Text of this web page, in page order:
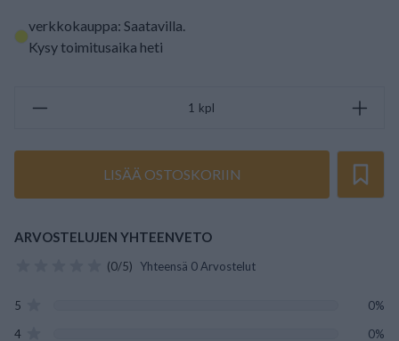
verkkokauppa: Saatavilla.
Kysy toimitusaika heti
kpl
LISÄÄ OSTOSKORIIN
ARVOSTELUJEN YHTEENVETO
(0/5) Yhteensä 0 Arvostelut
5
0%
4
0%